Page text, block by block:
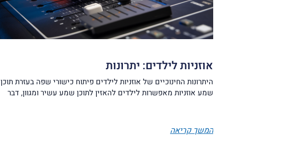
אוזניות לילדים: יתרונות
היתרונות החינוכיים של אוזניות לילדים פיתוח כישורי שפה בעזרת תוכן
שמע אוזניות מאפשרות לילדים להאזין לתוכן שמע עשיר ומגוון, דבר
המשך קריאה